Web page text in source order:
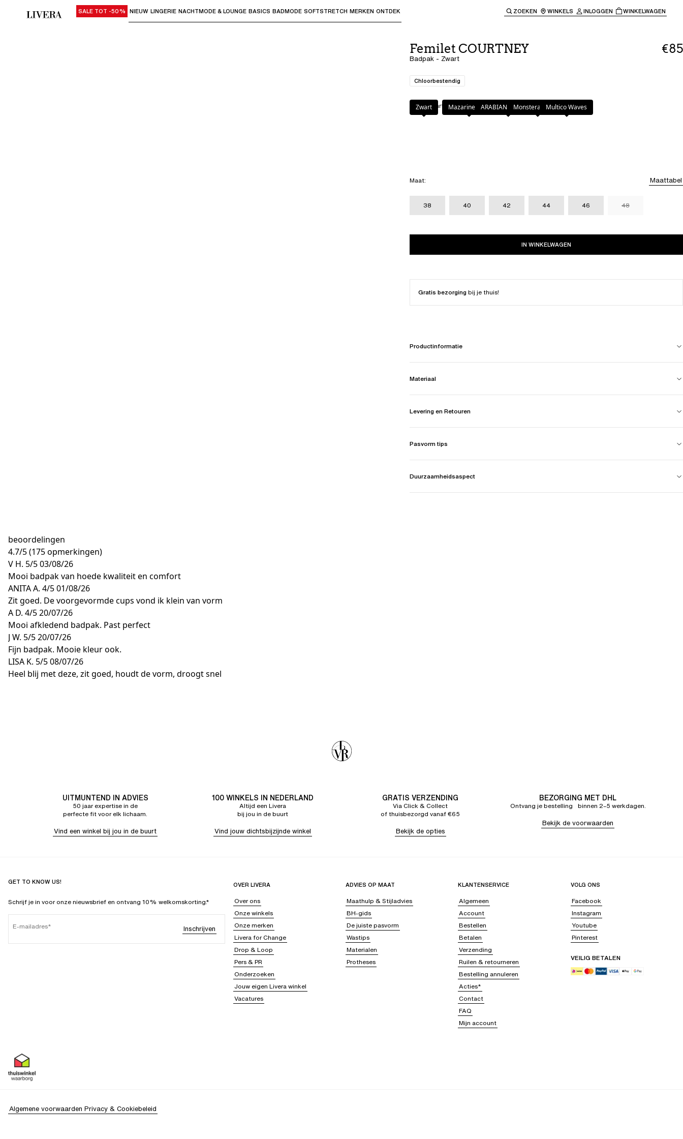
Gebruik "Pijl omlaag" of "Enter" om submenu's te openen en "Pijl omhoog" of "Escape" om terug te keren naar de hoofdnavigatie.
SALE TOT -50% NIEUW LINGERIE NACHTMODE & LOUNGE BASICS BADMODE SOFTSTRETCH MERKEN ONTDEK ZOEKEN WINKELS INLOGGEN WINKELWAGEN
Femilet COURTNEY
Badpak - Zwart
€85
Chloorbestendig
Kleur: Zwart
Zwart Mazarine BlueARABIAN LEOPARDMonstera LeavesMultico Waves
Maat: Maattabel
38 40 42 44 46 48
IN WINKELWAGEN
Gratis bezorgingbij je thuis!
Productinformatie
Materiaal
Levering en Retouren
Pasvorm tips
Duurzaamheidsaspect
beoordelingen
4.7/5(175 opmerkingen)
V H. 5/503/08/26
Mooi badpak van hoede kwaliteit en comfort
ANITA A. 4/501/08/26
Zit goed. De voorgevormde cups vond ik klein van vorm
A D. 4/520/07/26
Mooi afkledend badpak. Past perfect
J W. 5/520/07/26
Fijn badpak. Mooie kleur ook.
LISA K. 5/508/07/26
Heel blij met deze, zit goed, houdt de vorm, droogt snel
UITMUNTEND IN ADVIES
50 jaar expertise in de
perfecte fit voor elk lichaam.
Vind een winkel bij jou in de buurt
100 WINKELS IN NEDERLAND
Altijd een Livera
bij jou in de buurt
Vind jouw dichtsbijzijnde winkel
GRATIS VERZENDING
Via Click & Collect
of thuisbezorgd vanaf €65
Bekijk de opties
BEZORGING MET DHL
Ontvang je bestelling binnen 2–5 werkdagen.
Bekijk de voorwaarden
GET TO KNOW US!
Schrijf je in voor onze nieuwsbrief en ontvang 10% welkomskorting.*
E-mailadres Inschrijven
OVER LIVERA
Over ons
Onze winkels
Onze merken
Livera for Change
Drop & Loop
Pers & PR
Onderzoeken
Jouw eigen Livera winkel
Vacatures
ADVIES OP MAAT
Maathulp & Stijladvies
BH-gids
De juiste pasvorm
Wastips
Materialen
Protheses
KLANTENSERVICE
Algemeen
Account
Bestellen
Betalen
Verzending
Ruilen & retourneren
Bestelling annuleren
Acties*
Contact
FAQ
Mijn account
VOLG ONS
Facebook
Instagram
Youtube
Pinterest
VEILIG BETALEN
Algemene voorwaarden Privacy & Cookiebeleid